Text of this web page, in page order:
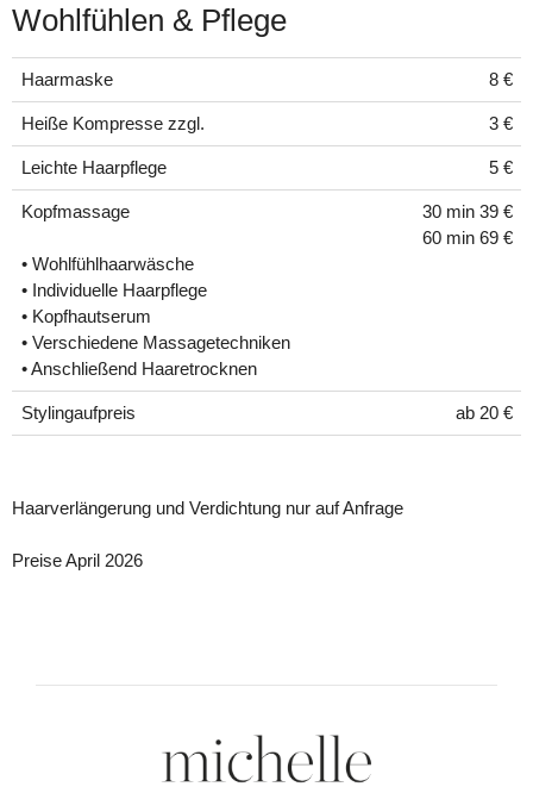
Wohlfühlen & Pflege
Haarmaske 8 €
Heiße Kompresse zzgl. 3 €
Leichte Haarpflege 5 €
Kopfmassage
• Wohlfühlhaarwäsche
• Individuelle Haarpflege
• Kopfhautserum
• Verschiedene Massagetechniken
• Anschließend Haaretrocknen
30 min 39 €
60 min 69 €
Stylingaufpreis ab 20 €
Haarverlängerung und Verdichtung nur auf Anfrage
Preise April 2026